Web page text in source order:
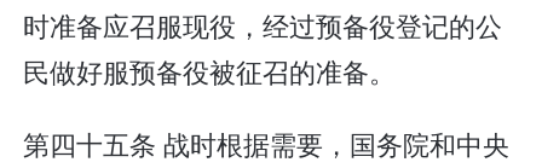
时准备应召服现役，经过预备役登记的公
民做好服预备役被征召的准备。
第四十五条 战时根据需要，国务院和中央